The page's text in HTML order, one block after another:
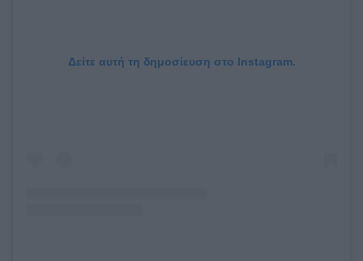
Δείτε αυτή τη δημοσίευση στο Instagram.